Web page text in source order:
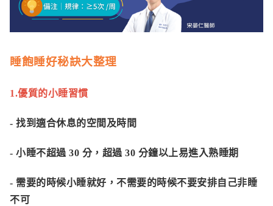
睡飽睡好秘訣大整理
1.優質的小睡習慣
- 找到適合休息的空間及時間
- 小睡不超過 30 分，超過 30 分鐘以上易進入熟睡期
- 需要的時候小睡就好，不需要的時候不要安排自己非睡
不可